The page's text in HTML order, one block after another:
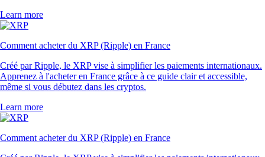
Learn more
Comment acheter du XRP (Ripple) en France
Créé par Ripple, le XRP vise à simplifier les paiements internationaux.
Apprenez à l'acheter en France grâce à ce guide clair et accessible,
même si vous débutez dans les cryptos.
Learn more
Comment acheter du XRP (Ripple) en France